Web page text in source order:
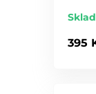
395